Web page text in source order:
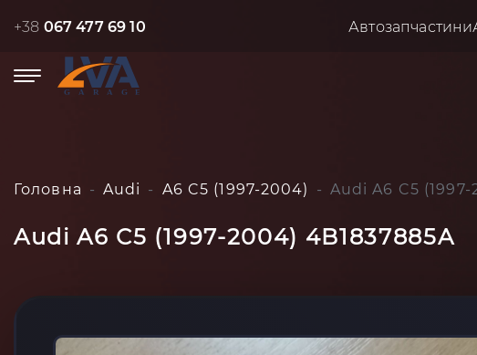
+38 067 477 69 10 Автозапчастини
Головна Audi A6 C5 (1997-2004) Audi A6 C5
Audi A6 C5 (1997-2004) 4B1837885A